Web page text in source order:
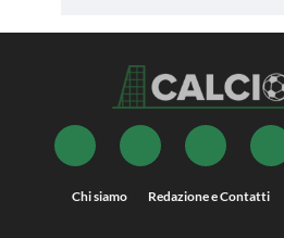
Chi siamo Redazione e Contatti